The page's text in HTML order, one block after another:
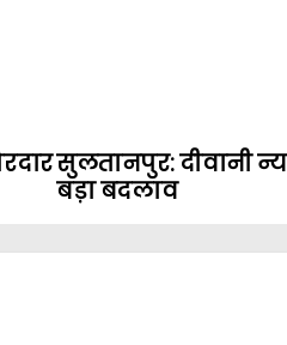
सुलतानपुर: दीवानी
बड़ा बदलाव